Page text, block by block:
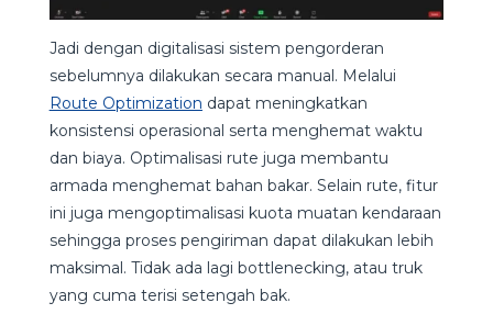
Jadi dengan digitalisasi sistem pengorderan
sebelumnya dilakukan secara manual. Melalui
Route Optimization dapat meningkatkan
konsistensi operasional serta menghemat waktu
dan biaya. Optimalisasi rute juga membantu
armada menghemat bahan bakar. Selain rute, fitur
ini juga mengoptimalisasi kuota muatan kendaraan
sehingga proses pengiriman dapat dilakukan lebih
maksimal. Tidak ada lagi bottlenecking, atau truk
yang cuma terisi setengah bak.